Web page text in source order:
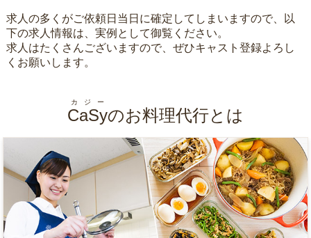
求人の多くがご依頼日当日に確定してしまいますので、以
下の求人情報は、実例として御覧ください。
求人はたくさんございますので、ぜひキャスト登録よろし
くお願いします。
CaSy
カジー
のお料理代行とは